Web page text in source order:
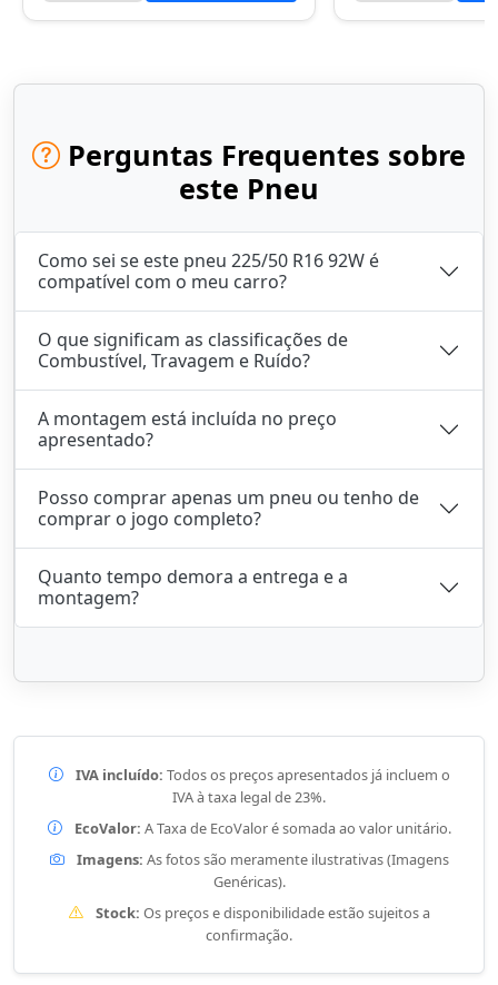
Perguntas Frequentes sobre
este Pneu
Como sei se este pneu 225/50 R16 92W é
compatível com o meu carro?
O que significam as classificações de
Combustível, Travagem e Ruído?
A montagem está incluída no preço
apresentado?
Posso comprar apenas um pneu ou tenho de
comprar o jogo completo?
Quanto tempo demora a entrega e a
montagem?
IVA incluído: Todos os preços apresentados já incluem o
IVA à taxa legal de 23%.
EcoValor: A Taxa de EcoValor é somada ao valor unitário.
Imagens: As fotos são meramente ilustrativas (Imagens
Genéricas).
Stock: Os preços e disponibilidade estão sujeitos a
confirmação.